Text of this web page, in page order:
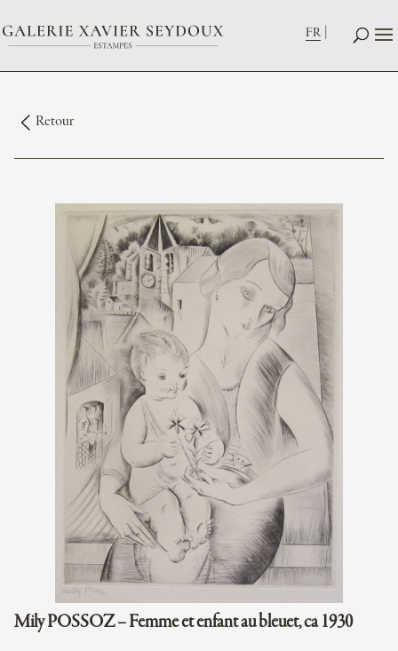
FR
Retour
Mily POSSOZ – Femme et enfant au bleuet, ca 1930